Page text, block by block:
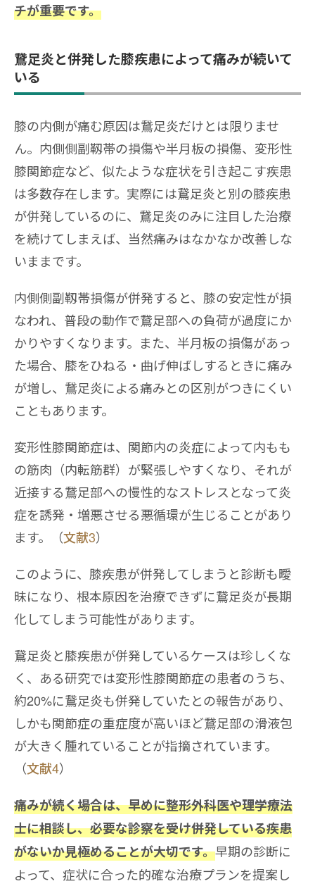
チが重要です。
鵞足炎と併発した膝疾患によって痛みが続いて
いる
膝の内側が痛む原因は鵞足炎だけとは限りませ
ん。内側側副靱帯の損傷や半月板の損傷、変形性
膝関節症など、似たような症状を引き起こす疾患
は多数存在します。実際には鵞足炎と別の膝疾患
が併発しているのに、鵞足炎のみに注目した治療
を続けてしまえば、当然痛みはなかなか改善しな
いままです。
内側側副靱帯損傷が併発すると、膝の安定性が損
なわれ、普段の動作で鵞足部への負荷が過度にか
かりやすくなります。また、半月板の損傷があっ
た場合、膝をひねる・曲げ伸ばしするときに痛み
が増し、鵞足炎による痛みとの区別がつきにくい
こともあります。
変形性膝関節症は、関節内の炎症によって内もも
の筋肉（内転筋群）が緊張しやすくなり、それが
近接する鵞足部への慢性的なストレスとなって炎
症を誘発・増悪させる悪循環が生じることがあり
ます。（文献3）
このように、膝疾患が併発してしまうと診断も曖
昧になり、根本原因を治療できずに鵞足炎が長期
化してしまう可能性があります。
鵞足炎と膝疾患が併発しているケースは珍しくな
く、ある研究では変形性膝関節症の患者のうち、
約20%に鵞足炎も併発していたとの報告があり、
しかも関節症の重症度が高いほど鵞足部の滑液包
が大きく腫れていることが指摘されています。
（文献4）
痛みが続く場合は、早めに整形外科医や理学療法
士に相談し、必要な診察を受け併発している疾患
がないか見極めることが大切です。早期の診断に
よって、症状に合った的確な治療プランを提案し